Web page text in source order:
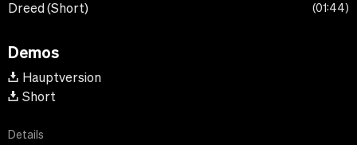
Dreed (Short) 01:44
Demos
Hauptversion
Short
Details